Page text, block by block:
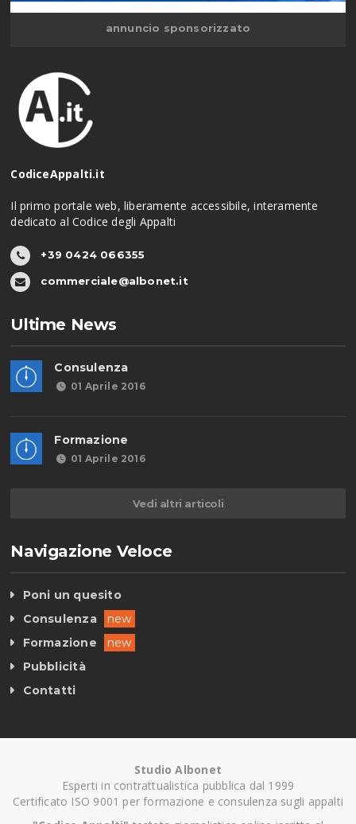
annuncio sponsorizzato
CodiceAppalti.it
Il primo portale web, liberamente accessibile, interamente
dedicato al Codice degli Appalti
+39 0424 066355
commerciale@albonet.it
Ultime News
Consulenza
01 Aprile 2016
Formazione
01 Aprile 2016
Vedi altri articoli
Navigazione Veloce
Poni un quesito
Consulenza
new
Formazione
new
Pubblicità
Contatti
Studio Albonet
Esperti in contrattualistica pubblica dal 1999
Certificato ISO 9001 per formazione e consulenza sugli appalti